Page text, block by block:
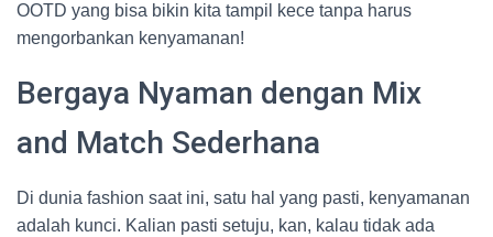
OOTD yang bisa bikin kita tampil kece tanpa harus
mengorbankan kenyamanan!
Bergaya Nyaman dengan Mix
and Match Sederhana
Di dunia fashion saat ini, satu hal yang pasti, kenyamanan
adalah kunci. Kalian pasti setuju, kan, kalau tidak ada